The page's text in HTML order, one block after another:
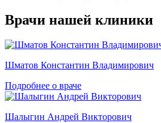
Врачи нашей клиники
Шматов Константин Владимирович
Подробнее о враче
Шалыгин Андрей Викторович